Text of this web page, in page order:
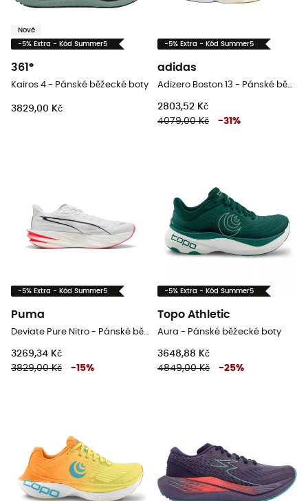
Nové
-5% Extra - Kód Summer5
361°
Kairos 4 - Pánské běžecké boty
3829,00 Kč
-5% Extra - Kód Summer5
adidas
2803,52 Kč
4079,00 Kč
-31 %
-5% Extra - Kód Summer5
Puma
3269,34 Kč
3829,00 Kč
-15%
-5% Extra - Kód Summer5
Topo Athletic
Aura - Pánské běžecké boty
3648,88 Kč
4849,00 Kč
-25%